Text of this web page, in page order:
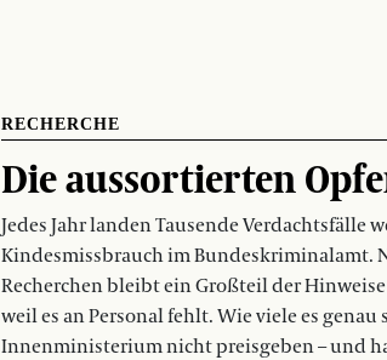
RECHERCHE
Die aussortierten
Jedes Jahr landen Tausende Verdachtsfälle
Kindesmissbrauch im Bundeskriminalamt.
Recherchen bleibt ein Großteil der
weil es an Personal fehlt. Wie viele es genau
Innenministerium nicht preisgeben – und